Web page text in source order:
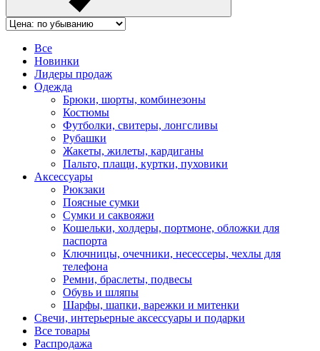
Все
Новинки
Лидеры продаж
Одежда
Брюки, шорты, комбинезоны
Костюмы
Футболки, свитеры, лонгсливы
Рубашки
Жакеты, жилеты, кардиганы
Пальто, плащи, куртки, пуховики
Аксессуары
Рюкзаки
Поясные сумки
Сумки и саквояжи
Кошельки, холдеры, портмоне, обложки для
паспорта
Ключницы, очечники, несессеры, чехлы для
телефона
Ремни, браслеты, подвесы
Обувь и шляпы
Шарфы, шапки, варежки и митенки
Cвечи, интерьерные аксессуары и подарки
Все товары
Распродажа